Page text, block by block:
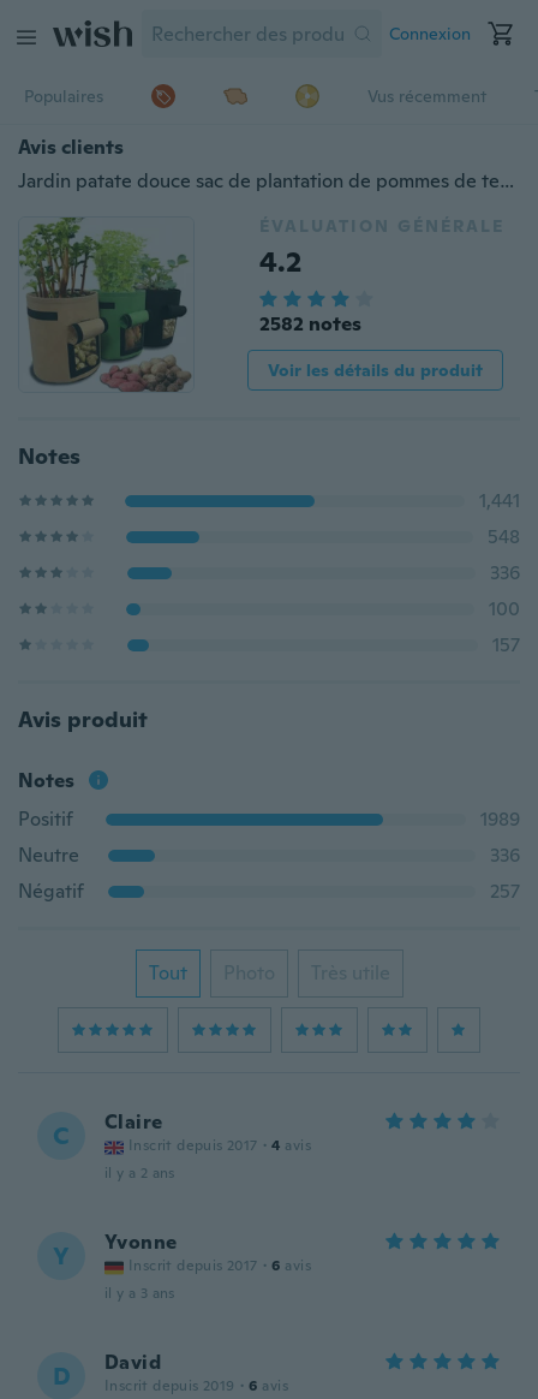
Connexion
Populaires Vus récemment
Avis clients
Jardin patate douce sac de plantation de pommes de terre sac de culture sac de plante sac de plantation de beauté sac de plantation d'arbre sac de croissance des plantes pot de pommes de terre PFW
ÉVALUATION GÉNÉRALE
4.2
2582 notes
Voir les détails du produit
Notes
1,441
548
336
100
157
Avis produit
Notes
Positif
1989
Neutre
336
Négatif
257
Tout Photo Très utile
C Claire
Inscrit depuis 2017 · 4 avis
il y a 2 ans
Y Yvonne
Inscrit depuis 2017 · 6 avis
il y a 3 ans
D David
Inscrit depuis 2019 · 6 avis